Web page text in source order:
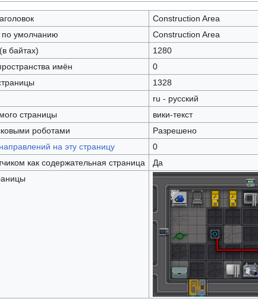
Construction Area
по умолчанию
Construction Area
байтах)
1280
имён
0
1328
ru - русский
страницы
вики-текст
роботами
Разрешено
на эту страницу
0
как содержательная страница
Да